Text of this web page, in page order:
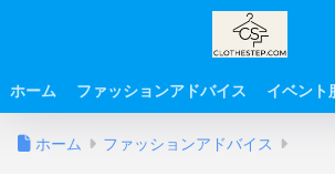
ホーム ファッションアドバイス イベント
ホーム ファッションアドバイス